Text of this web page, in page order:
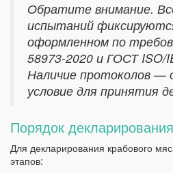
Обратите внимание.
испытаний
оформленном по
58973-2020 и ГОСТ ISO/
Наличие протоколов —
условие для принятия
Порядок
Для декларирования крабового
этапов: